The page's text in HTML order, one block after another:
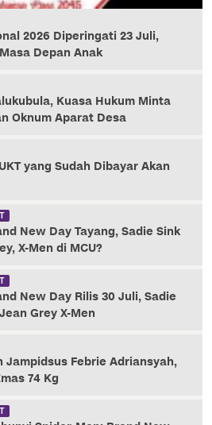
2026 Diperingati 23 Juli,
Depan Anak
Kuasa Hukum Minta
Oknum Aparat Desa
yang Sudah Dibayar Akan
New Day Tayang, Sadie Sink
X-Men di MCU?
New Day Rilis 30 Juli, Sadie
Grey X-Men
Jampidsus Febrie Adriansyah,
74 Kg